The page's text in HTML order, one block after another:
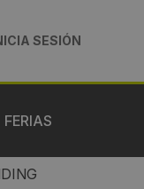
SESIÓN
FERIAS